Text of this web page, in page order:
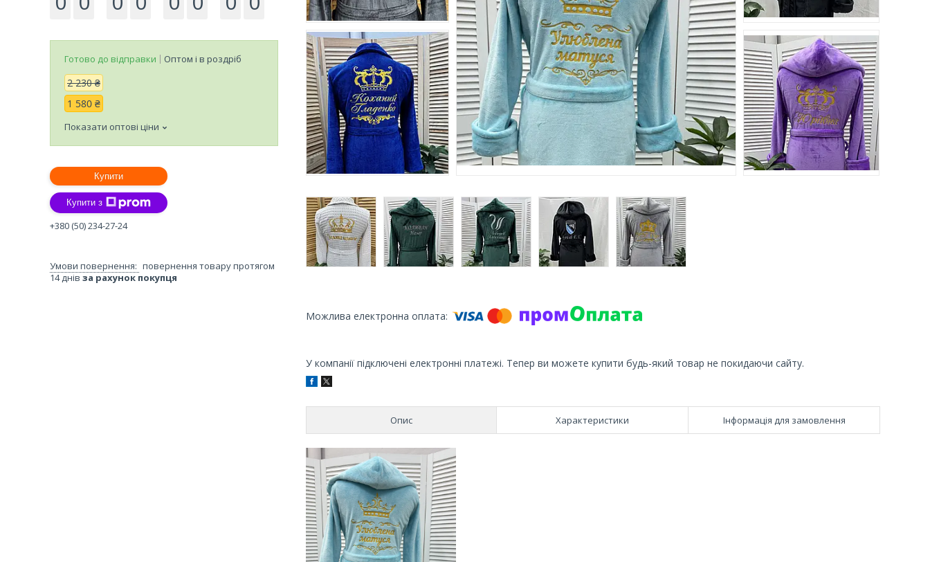
У компанії підключені електронні платежі. Тепер ви можете купити будь-який товар не покидаючи сайту.
Опис Характеристики Інформація для замовлення
Готово до відправки Оптом і в роздріб
2 230 ₴
1 580 ₴
Показати оптові ціни
Купити
Купити з
+380 (50) 234-27-24
повернення товару протягом
14 днів за рахунок покупця